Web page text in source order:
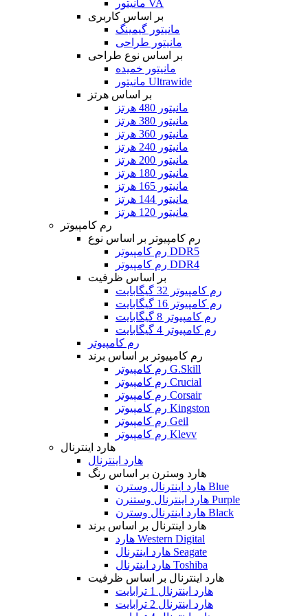
مانیتور VA
بر اساس کاربری
مانیتور گیمینگ
مانیتور طراحی
بر اساس نوع طراحی
مانیتور خمیده
مانیتور Ultrawide
بر اساس هرتز
مانیتور 480 هرتز
مانیتور 380 هرتز
مانیتور 360 هرتز
مانیتور 240 هرتز
مانیتور 200 هرتز
مانیتور 180 هرتز
مانیتور 165 هرتز
مانیتور 144 هرتز
مانیتور 120 هرتز
رم کامپیوتر
رم کامپیوتر بر اساس نوع
رم کامپیوتر DDR5
رم کامپیوتر DDR4
بر اساس ظرفیت
رم کامپیوتر 32 گیگابایت
رم کامپیوتر 16 گیگابایت
رم کامپیوتر 8 گیگابایت
رم کامپیوتر 4 گیگابایت
رم کامپیوتر
رم کامپیوتر بر اساس برند
رم کامپیوتر G.Skill
رم کامپیوتر Crucial
رم کامپیوتر Corsair
رم کامپیوتر Kingston
رم کامپیوتر Geil
رم کامپیوتر Klevv
هارد اینترنال
هارد اینترنال
هارد وسترن بر اساس رنگ
هارد اینترنال وسترن Blue
هارد اینترنال وستنرن Purple
هارد اینترنال وسترن Black
هارد اینترنال بر اساس برند
هارد Western Digital
هارد اینترنال Seagate
هارد اینترنال Toshiba
هارد اینترنال بر اساس ظرفیت
هارد اینترنال 1 ترابایت
هارد اینترنال 2 ترابایت